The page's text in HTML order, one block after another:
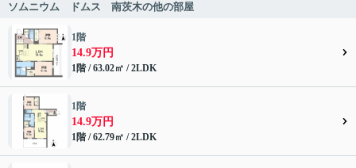
ソムニウム ドムス 南茨木の他の部屋
1階
14.9万円
1階 / 63.02㎡ / 2LDK
1階
14.9万円
1階 / 62.79㎡ / 2LDK